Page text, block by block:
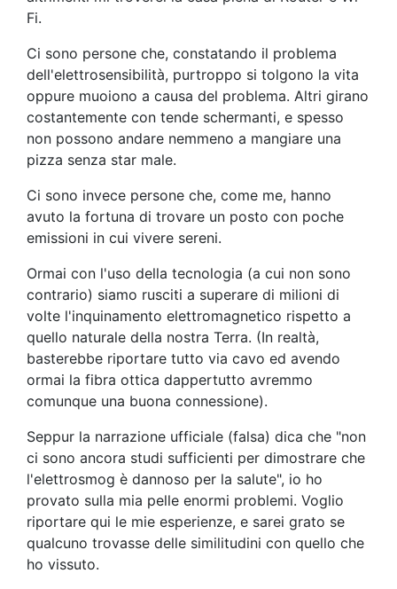
Fi.
Ci sono persone che, constatando il problema
dell'elettrosensibilità, purtroppo si tolgono la vita
oppure muoiono a causa del problema. Altri girano
costantemente con tende schermanti, e spesso
non possono andare nemmeno a mangiare una
pizza senza star male.
Ci sono invece persone che, come me, hanno
avuto la fortuna di trovare un posto con poche
emissioni in cui vivere sereni.
Ormai con l'uso della tecnologia (a cui non sono
contrario) siamo rusciti a superare di milioni di
volte l'inquinamento elettromagnetico rispetto a
quello naturale della nostra Terra. (In realtà,
basterebbe riportare tutto via cavo ed avendo
ormai la fibra ottica dappertutto avremmo
comunque una buona connessione).
Seppur la narrazione ufficiale (falsa) dica che "non
ci sono ancora studi sufficienti per dimostrare che
l'elettrosmog è dannoso per la salute", io ho
provato sulla mia pelle enormi problemi. Voglio
riportare qui le mie esperienze, e sarei grato se
qualcuno trovasse delle similitudini con quello che
ho vissuto.